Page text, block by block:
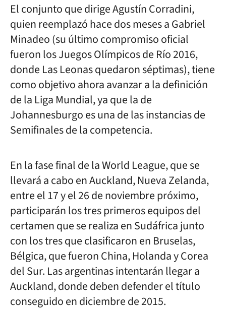
El conjunto que dirige Agustín Corradini,
quien reemplazó hace dos meses a Gabriel
Minadeo (su último compromiso oficial
fueron los Juegos Olímpicos de Río 2016,
donde Las Leonas quedaron séptimas), tiene
como objetivo ahora avanzar a la definición
de la Liga Mundial, ya que la de
Johannesburgo es una de las instancias de
Semifinales de la competencia.
En la fase final de la World League, que se
llevará a cabo en Auckland, Nueva Zelanda,
entre el 17 y el 26 de noviembre próximo,
participarán los tres primeros equipos del
certamen que se realiza en Sudáfrica junto
con los tres que clasificaron en Bruselas,
Bélgica, que fueron China, Holanda y Corea
del Sur. Las argentinas intentarán llegar a
Auckland, donde deben defender el título
conseguido en diciembre de 2015.